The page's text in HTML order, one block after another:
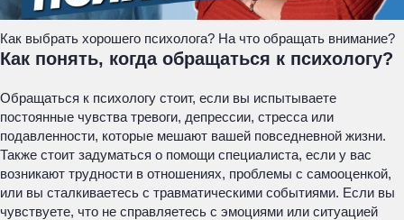
Как выбрать хорошего психолога? На что обращать внимание?
Как понять, когда обращаться к психологу?
Обращаться к психологу стоит, если вы испытываете
постоянные чувства тревоги, депрессии, стресса или
подавленности, которые мешают вашей повседневной жизни.
Также стоит задуматься о помощи специалиста, если у вас
возникают трудности в отношениях, проблемы с самооценкой,
или вы сталкиваетесь с травматическими событиями. Если вы
чувствуете, что не справляетесь с эмоциями или ситуацией